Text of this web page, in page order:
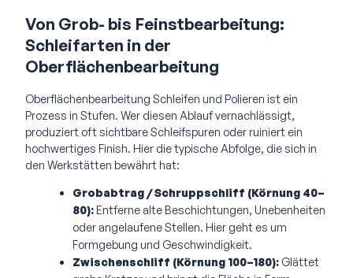
Von Grob- bis Feinstbearbeitung:
Schleifarten in der
Oberflächenbearbeitung
Oberflächenbearbeitung Schleifen und Polieren ist ein
Prozess in Stufen. Wer diesen Ablauf vernachlässigt,
produziert oft sichtbare Schleifspuren oder ruiniert ein
hochwertiges Finish. Hier die typische Abfolge, die sich in
den Werkstätten bewährt hat:
Grobabtrag / Schruppschliff (Körnung 40–
80): Entferne alte Beschichtungen, Unebenheiten
oder angelaufene Stellen. Hier geht es um
Formgebung und Geschwindigkeit.
Zwischenschliff (Körnung 100–180): Glättet